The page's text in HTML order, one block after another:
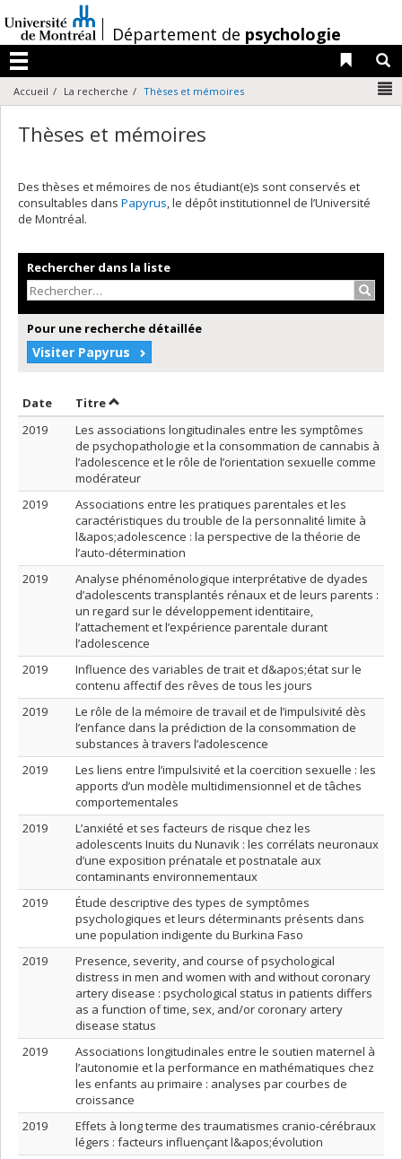
au
contenu
/Département de psychologie
Menu
Liens
Accueil La recherche Thèses et mémoires
Thèses et mémoires
Des thèses et mémoires de nos étudiant(e)s sont conservés et
consultables dans Papyrus, le dépôt institutionnel de l’Université
de Montréal.
Rechercher dans la liste
Pour une recherche détaillée
Visiter Papyrus
Date Trier par date en ordre croissant
TitreTrier par titre en ordre croissant
2019
Les associations longitudinales entre les symptômes
de psychopathologie et la consommation de cannabis à
l’adolescence et le rôle de l’orientation sexuelle comme
modérateur
2019
Associations entre les pratiques parentales et les
caractéristiques du trouble de la personnalité limite à
l&apos;adolescence : la perspective de la théorie de
l’auto-détermination
2019
Analyse phénoménologique interprétative de dyades
d’adolescents transplantés rénaux et de leurs parents :
un regard sur le développement identitaire,
l’attachement et l’expérience parentale durant
l’adolescence
2019
Influence des variables de trait et d&apos;état sur le
contenu affectif des rêves de tous les jours
2019
Le rôle de la mémoire de travail et de l’impulsivité dès
l’enfance dans la prédiction de la consommation de
substances à travers l’adolescence
2019
Les liens entre l’impulsivité et la coercition sexuelle : les
apports d’un modèle multidimensionnel et de tâches
comportementales
2019
L’anxiété et ses facteurs de risque chez les
adolescents Inuits du Nunavik : les corrélats neuronaux
d’une exposition prénatale et postnatale aux
contaminants environnementaux
2019
Étude descriptive des types de symptômes
psychologiques et leurs déterminants présents dans
une population indigente du Burkina Faso
2019
Presence, severity, and course of psychological
distress in men and women with and without coronary
artery disease : psychological status in patients differs
as a function of time, sex, and/or coronary artery
disease status
2019
Associations longitudinales entre le soutien maternel à
l’autonomie et la performance en mathématiques chez
les enfants au primaire : analyses par courbes de
croissance
2019
Effets à long terme des traumatismes cranio-cérébraux
légers : facteurs influençant l&apos;évolution